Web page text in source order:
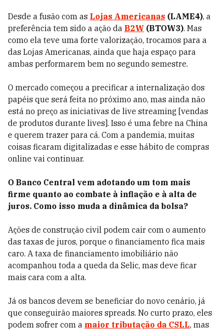
Desde a fusão com as Lojas Americanas (LAME4), a
preferência tem sido a ação da B2W (BTOW3). Mas
como ela teve uma forte valorização, trocamos para a
das Lojas Americanas, ainda que haja espaço para
ambas performarem bem no segundo semestre.
O mercado começou a precificar a internalização dos
papéis que será feita no próximo ano, mas ainda não
está no preço as iniciativas de live streaming [vendas
de produtos durante lives]. Isso é uma febre na China
e querem trazer para cá. Com a pandemia, muitas
coisas ficaram digitalizadas e esse hábito de compras
online vai continuar.
O Banco Central vem adotando um tom mais
firme quanto ao combate à inflação e à alta de
juros. Como isso muda a dinâmica da bolsa?
Ações de construção civil podem cair com o aumento
das taxas de juros, porque o financiamento fica mais
caro. A taxa de financiamento imobiliário não
acompanhou toda a queda da Selic, mas deve ficar
mais cara com a alta.
Já os bancos devem se beneficiar do novo cenário, já
que conseguirão maiores spreads. No curto prazo, eles
podem sofrer com a maior tributação da CSLL, mas